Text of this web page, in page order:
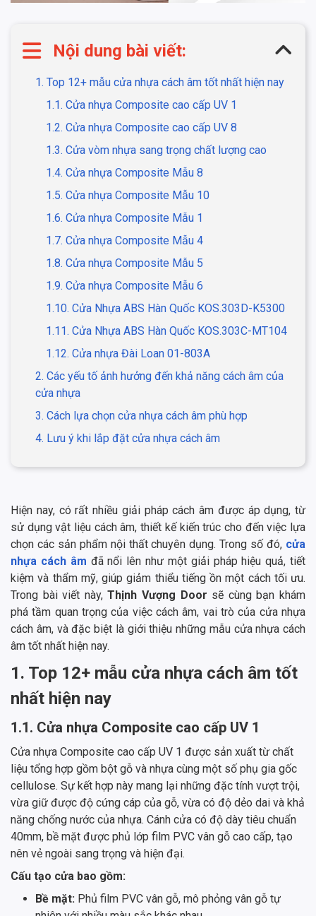
Nội dung bài viết:
1. Top 12+ mẫu cửa nhựa cách âm tốt nhất hiện nay
1.1. Cửa nhựa Composite cao cấp UV 1
1.2. Cửa nhựa Composite cao cấp UV 8
1.3. Cửa vòm nhựa sang trọng chất lượng cao
1.4. Cửa nhựa Composite Mẫu 8
1.5. Cửa nhựa Composite Mẫu 10
1.6. Cửa nhựa Composite Mẫu 1
1.7. Cửa nhựa Composite Mẫu 4
1.8. Cửa nhựa Composite Mẫu 5
1.9. Cửa nhựa Composite Mẫu 6
1.10. Cửa Nhựa ABS Hàn Quốc KOS.303D-K5300
1.11. Cửa Nhựa ABS Hàn Quốc KOS.303C-MT104
1.12. Cửa nhựa Đài Loan 01-803A
2. Các yếu tố ảnh hưởng đến khả năng cách âm của
cửa nhựa
3. Cách lựa chọn cửa nhựa cách âm phù hợp
4. Lưu ý khi lắp đặt cửa nhựa cách âm
Hiện nay, có rất nhiều giải pháp cách âm được áp dụng, từ
sử dụng vật liệu cách âm, thiết kế kiến trúc cho đến việc lựa
chọn các sản phẩm nội thất chuyên dụng. Trong số đó, cửa
nhựa cách âm đã nổi lên như một giải pháp hiệu quả, tiết
kiệm và thẩm mỹ, giúp giảm thiểu tiếng ồn một cách tối ưu.
Trong bài viết này,Thịnh Vượng Door sẽ cùng bạn khám
phá tầm quan trọng của việc cách âm, vai trò của cửa nhựa
cách âm, và đặc biệt là giới thiệu những mẫu cửa nhựa cách
âm tốt nhất hiện nay.
1. Top 12+ mẫu cửa nhựa cách âm tốt
nhất hiện nay
1.1. Cửa nhựa Composite cao cấp UV 1
Cửa nhựa Composite cao cấp UV 1 được sản xuất từ chất
liệu tổng hợp gồm bột gỗ và nhựa cùng một số phụ gia gốc
cellulose. Sự kết hợp này mang lại những đặc tính vượt trội,
vừa giữ được độ cứng cáp của gỗ, vừa có độ dẻo dai và khả
năng chống nước của nhựa. Cánh cửa có độ dày tiêu chuẩn
40mm, bề mặt được phủ lớp film PVC vân gỗ cao cấp, tạo
nên vẻ ngoài sang trọng và hiện đại.
Cấu tạo cửa bao gồm:
Bề mặt: Phủ film PVC vân gỗ, mô phỏng vân gỗ tự